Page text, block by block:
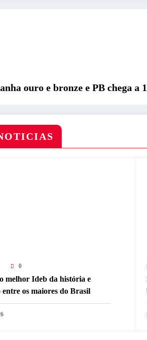
ouro e bronze e PB chega a
0
melhor Ideb da história e
entre os maiores do Brasil